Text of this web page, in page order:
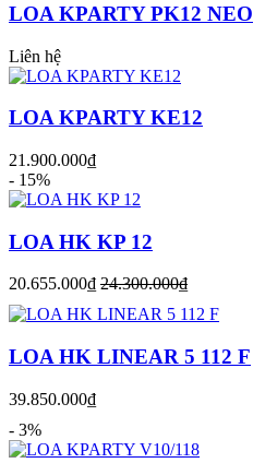
LOA KPARTY PK12 NEO
Liên hệ
LOA KPARTY KE12
21.900.000₫
- 15%
LOA HK KP 12
20.655.000₫ 24.300.000₫
LOA HK LINEAR 5 112 F
39.850.000₫
- 3%